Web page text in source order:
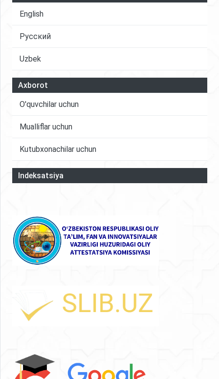
English
Русский
Uzbek
Axborot
O'quvchilar uchun
Mualliflar uchun
Kutubxonachilar uchun
Indeksatsiya